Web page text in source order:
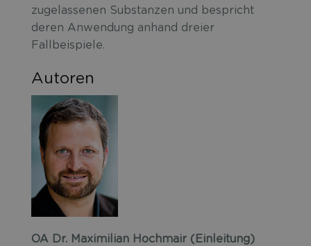
zugelassenen Substanzen und bespricht
deren Anwendung anhand dreier
Fallbeispiele.
Autoren
OA Dr. Maximilian Hochmair (Einleitung)